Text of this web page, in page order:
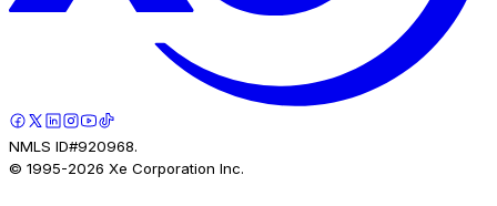
NMLS ID#920968.
© 1995-2026 Xe Corporation Inc.